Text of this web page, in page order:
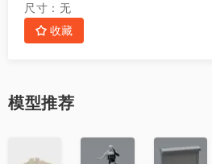
尺寸： 无
收藏
模型推荐
收
收